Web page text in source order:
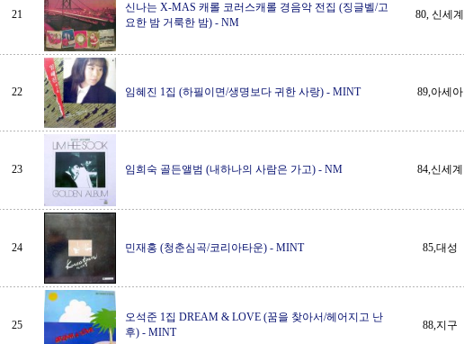
21
신나는 X-MAS 캐롤 코러스캐롤 경음악 전집 (징글벨/고
요한 밤 거룩한 밤) - NM
80, 신세계
22 임혜진 1집 (하필이면/생명보다 귀한 사랑) - MINT 89,아세아
23 임희숙 골든앨범 (내하나의 사람은 가고) - NM 84,신세계
24 민재홍 (청춘심곡/코리아타운) - MINT 85,대성
25
오석준 1집 DREAM & LOVE (꿈을 찾아서/헤어지고 난
후) - MINT
88,지구